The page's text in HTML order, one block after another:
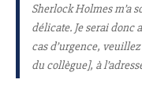
Sherlock Holmes m’a
délicate. Je serai donc
cas d’urgence,
du collègue], à